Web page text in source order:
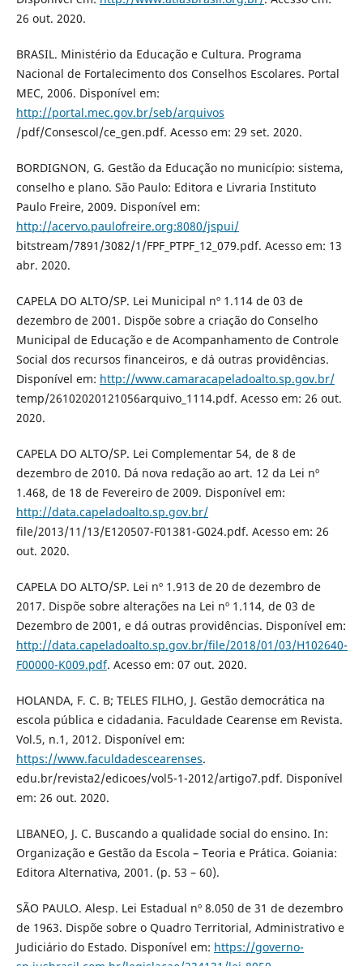
26 out. 2020.
BRASIL. Ministério da Educação e Cultura. Programa
Nacional de Fortalecimento dos Conselhos Escolares. Portal
MEC, 2006. Disponível em:
http://portal.mec.gov.br/seb/arquivos
/pdf/Consescol/ce_gen.pdf. Acesso em: 29 set. 2020.
BORDIGNON, G. Gestão da Educação no município: sistema,
conselho e plano. São Paulo: Editora e Livraria Instituto
Paulo Freire, 2009. Disponível em:
http://acervo.paulofreire.org:8080/jspui/
bitstream/7891/3082/1/FPF_PTPF_12_079.pdf. Acesso em: 13
abr. 2020.
CAPELA DO ALTO/SP. Lei Municipal nº 1.114 de 03 de
dezembro de 2001. Dispõe sobre a criação do Conselho
Municipal de Educação e de Acompanhamento de Controle
Social dos recursos financeiros, e dá outras providências.
Disponível em: http://www.camaracapeladoalto.sp.gov.br/
temp/26102020121056arquivo_1114.pdf. Acesso em: 26 out.
2020.
CAPELA DO ALTO/SP. Lei Complementar 54, de 8 de
dezembro de 2010. Dá nova redação ao art. 12 da Lei nº
1.468, de 18 de Fevereiro de 2009. Disponível em:
http://data.capeladoalto.sp.gov.br/
file/2013/11/13/E120507-F01381-G024.pdf. Acesso em: 26
out. 2020.
CAPELA DO ALTO/SP. Lei nº 1.913 de 20 de dezembro de
2017. Dispõe sobre alterações na Lei nº 1.114, de 03 de
Dezembro de 2001, e dá outras providências. Disponível em:
http://data.capeladoalto.sp.gov.br/file/2018/01/03/H102640-
F00000-K009.pdf. Acesso em: 07 out. 2020.
HOLANDA, F. C. B; TELES FILHO, J. Gestão democrática na
escola pública e cidadania. Faculdade Cearense em Revista.
Vol.5, n.1, 2012. Disponível em:
https://www.faculdadescearenses.
edu.br/revista2/edicoes/vol5-1-2012/artigo7.pdf. Disponível
em: 26 out. 2020.
LIBANEO, J. C. Buscando a qualidade social do ensino. In:
Organização e Gestão da Escola – Teoria e Prática. Goiania:
Editora Alternativa, 2001. (p. 53 – 60).
SÃO PAULO. Alesp. Lei Estadual nº 8.050 de 31 de dezembro
de 1963. Dispõe sobre o Quadro Territorial, Administrativo e
Judiciário do Estado. Disponível em: https://governo-